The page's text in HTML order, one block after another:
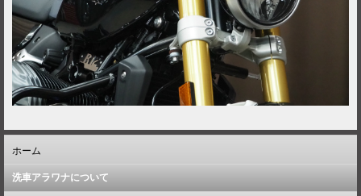
ホーム
洗車アラワナについて